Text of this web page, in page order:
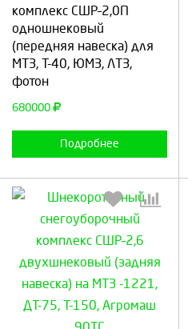
комплекс СШР–2,0П
одношнековый
(передняя навеска) для
МТЗ, Т-40, ЮМЗ, ЛТЗ,
фотон
680000
Подробнее
Продолжить
Выберите количество: